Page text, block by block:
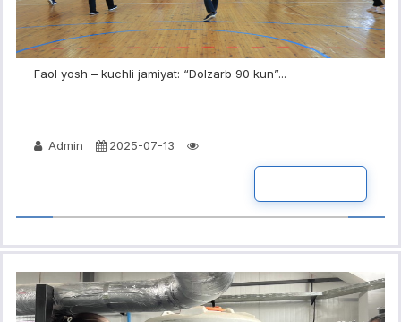
Faol yosh – kuchli jamiyat: “Dolzarb 90 kun”...
Admin 2025-07-13